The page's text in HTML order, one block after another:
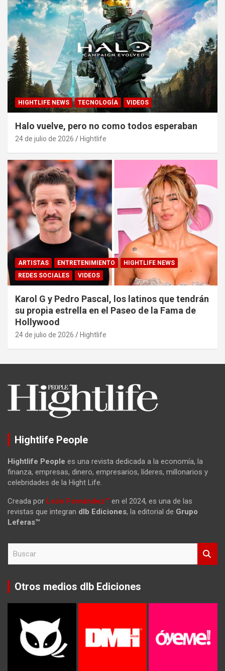
HIGHTLIFE NEWS TECNOLOGÍA VIDEOS
Halo vuelve, pero no como todos esperaban
24 de julio de 2026 Hightlife
ARTISTAS ENTRETENIMIENTO
HIGHTLIFE NEWS
REDES SOCIALES
VIDEOS
Karol G y Pedro Pascal, los latinos que tendrán
su propia estrella en el Paseo de la Fama de
Hollywood
24 de julio de 2026 Hightlife
Hightlife People
Hightlife People es una revista dedicada a la economía, la
finanza, empresas, dinero, empresarios, líderes, millonarios y
celebridades de la Hight Life.
Creada por León Fernández™ en el 2024, es una de las
revistas que integran dlb Ediciones, la editorial de Grupo
Leferas™
c
Otros medios dlb Ediciones